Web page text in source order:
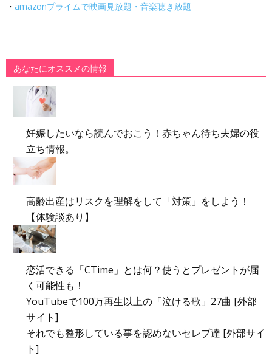
・ amazonプライムで映画見放題・音楽聴き放題
あなたにオススメの情報
妊娠したいなら読んでおこう！赤ちゃん待ち夫婦の役
立ち情報。
高齢出産はリスクを理解をして「対策」をしよう！
【体験談あり】
恋活できる「CTime」とは何？使うとプレゼントが届
く可能性も！
YouTubeで100万再生以上の「泣ける歌」27曲 [外部
サイト]
それでも整形している事を認めないセレブ達 [外部サイ
ト]